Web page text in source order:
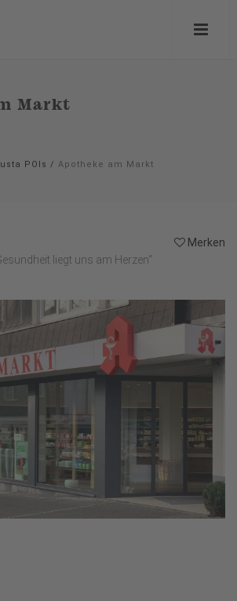
Markt
POIs / Apotheke am Markt
Merken
liegt uns am Herzen“